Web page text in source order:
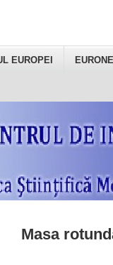
EUROPEI
Masa